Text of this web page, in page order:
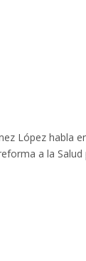
López habla
a la